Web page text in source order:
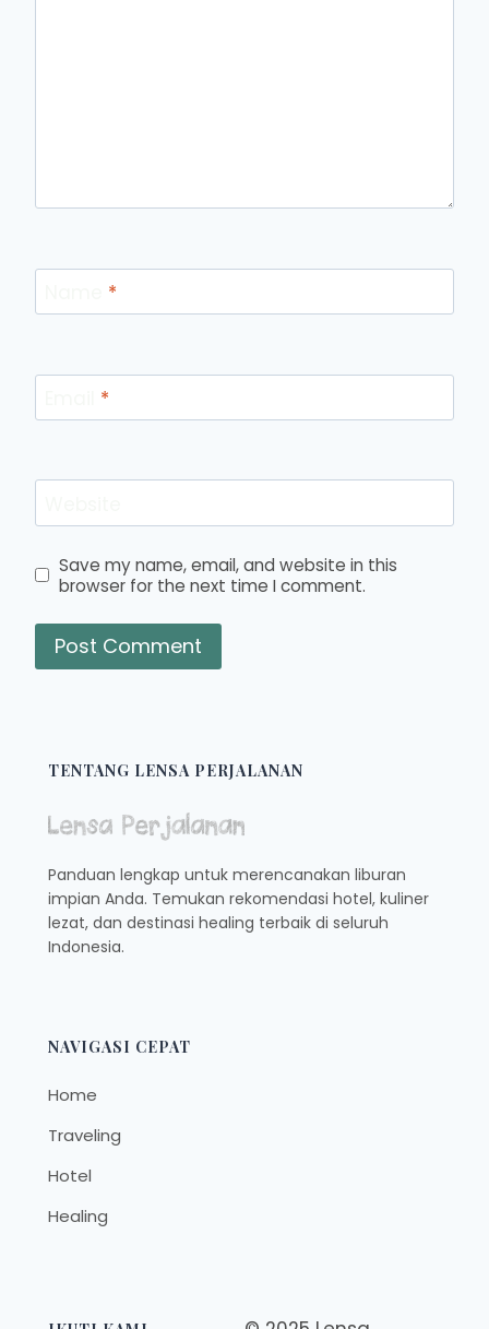
*
*
Save my name, email, and website in this
browser for the next time I comment.
TENTANG LENSA PERJALANAN
Panduan lengkap untuk merencanakan liburan
impian Anda. Temukan rekomendasi hotel, kuliner
lezat, dan destinasi healing terbaik di seluruh
Indonesia.
NAVIGASI CEPAT
Home
Traveling
Hotel
Healing